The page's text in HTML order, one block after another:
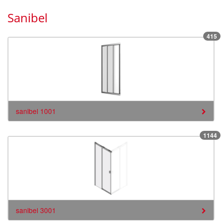
Sanibel
415
sanibel 1001
1144
sanibel 3001